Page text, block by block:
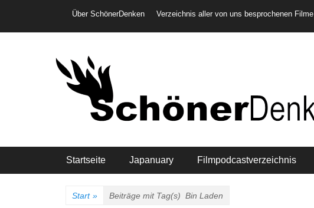
Header-Menü
Über SchönerDenken Verzeichnis aller von uns besprochenen Filme
Hauptmenü
Startseite Japanuary Filmpodcastverzeichnis
Start » Beiträge mit Tag(s) Bin Laden